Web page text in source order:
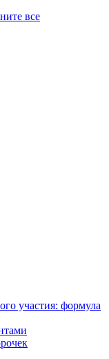
все
участия: формула